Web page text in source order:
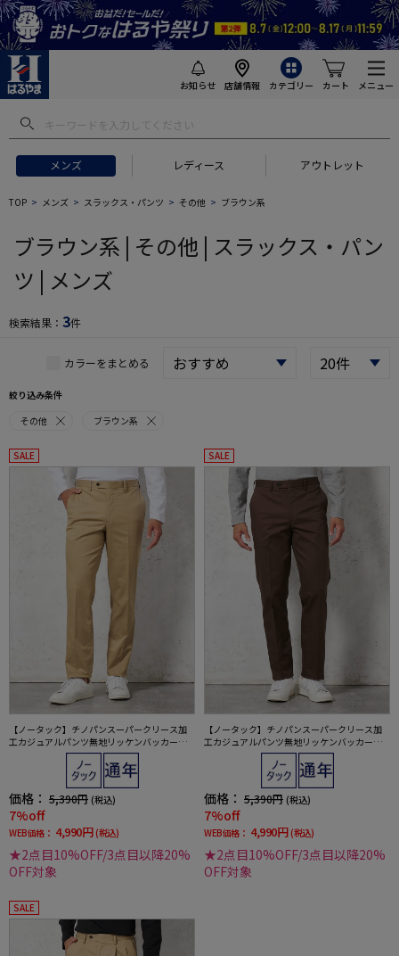
お知らせ 店舗情報 カテゴリー カート メニュー
メンズ レディース アウトレット
フトにおすすめ #セットアップ スーツ
TOP メンズ スラックス・パンツ その他 ブラウン系
ブラウン系 | その他 | スラックス・パン
ツ | メンズ
検索結果： 3件
カラーをまとめる
絞り込み条件
その他
ブラウン系
SALE
【ノータック】チノパンスーパークリース加
工カジュアルパンツ無地リッケンバッカー通
価格： 5,390円 (税込)
7%off
WEB価格： 4,990円 (税込)
★2点目10%OFF/3点目以降20%
OFF対象
SALE
【ノータック】チノパンスーパークリース加
工カジュアルパンツ無地リッケンバッカー通
価格： 5,390円 (税込)
7%off
WEB価格： 4,990円 (税込)
★2点目10%OFF/3点目以降20%
OFF対象
SALE